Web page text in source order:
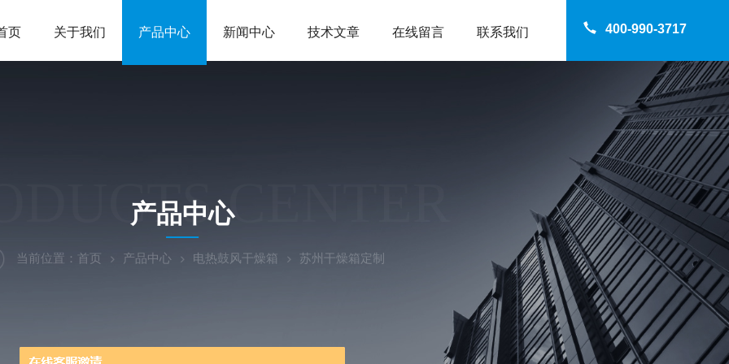
400-990-3717
页 关于我们 产品中心 新闻中心 技术文章 在线留言 联系我们
CENTER
产品中心
当前位置： 首页 产品中心 电热鼓风干燥箱 苏州干燥箱定制